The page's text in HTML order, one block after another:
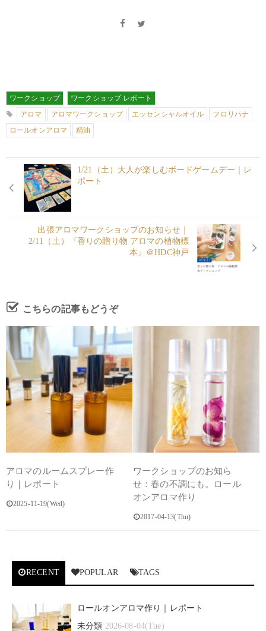
ワークショップ
ワークショップ レポート
アロマ
アロマワークショップ エッセンシャルオイル
フロリハナ
ロールオンアロマ
精油
1/21（土）大人が楽しむボードゲームデー｜レ
ポート
出張アロマワークショップのお知らせ｜
2/11（土）『香りの贈り物 アロマの植物標
本』＠HDC神戸
こちらの記事もどうぞ
アロマのルームスプレー作
り｜レポート
2025-11-19(Wed)
ワークショップのお知ら
せ：春の不調にも。ロール
オンアロマ作り
2017-04-13(Thu)
RECENT POPULAR TAGS
ロールオンアロマ作り｜レポート
未分類 2026-08-04(Tue)